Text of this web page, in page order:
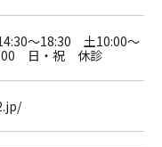
～18:30 土10:00～
00 日・祝 休診